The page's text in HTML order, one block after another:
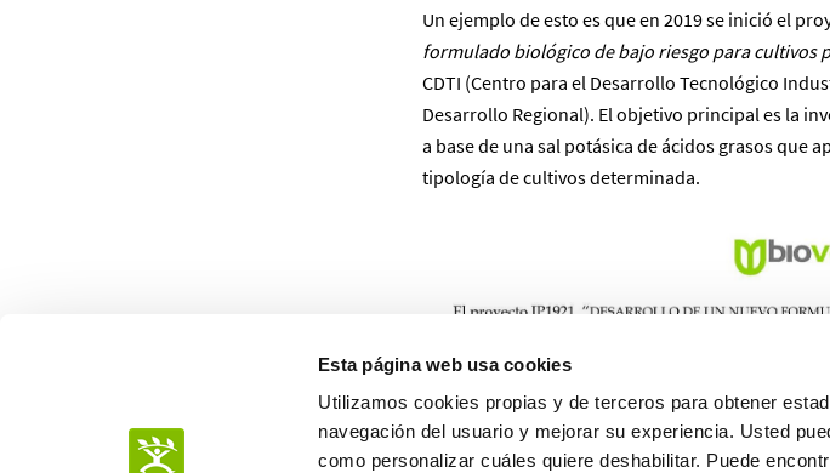
Esta página web usa cookies
Utilizamos cookies propias y de terceros para obtener
navegación del usuario y mejorar su experiencia. Usted
como personalizar cuáles quiere deshabilitar. Puede
Un ejemplo de esto es que en 2019 se inició el
formulado biológico de bajo riesgo para cultivos
CDTI (Centro para el Desarrollo Tecnológico
Desarrollo Regional). El objetivo principal es la
a base de una sal potásica de ácidos grasos que
tipología de cultivos determinada.